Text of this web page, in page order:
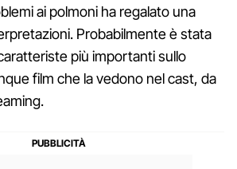
ai polmoni ha regalato una
Probabilmente è stata
più importanti sullo
film che la vedono nel cast, da